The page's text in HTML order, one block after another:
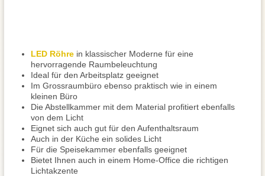
LED Röhre in klassischer Moderne für eine
hervorragende Raumbeleuchtung
Ideal für den Arbeitsplatz geeignet
Im Grossraumbüro ebenso praktisch wie in einem
kleinen Büro
Die Abstellkammer mit dem Material profitiert ebenfalls
von dem Licht
Eignet sich auch gut für den Aufenthaltsraum
Auch in der Küche ein solides Licht
Für die Speisekammer ebenfalls geeignet
Bietet Ihnen auch in einem Home-Office die richtigen
Lichtakzente